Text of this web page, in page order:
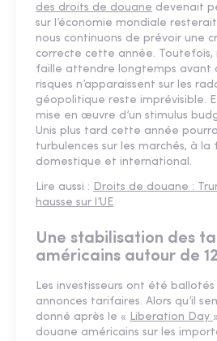
des droits de douane devenait
sur l’économie mondiale
nous continuons de prévoir une
correcte cette année. Toutefois,
faille attendre longtemps avant
risques n’apparaissent sur les
géopolitique reste imprévisible.
mise en œuvre d’un stimulus
Unis plus tard cette année
turbulences sur les marchés, à la
domestique et international.
Lire aussi : Droits de douane :
hausse sur l’UE
Une stabilisation des
américains autour de
Les investisseurs ont été
annonces tarifaires. Alors qu’il
donné après le « Liberation Day
douane américains sur les